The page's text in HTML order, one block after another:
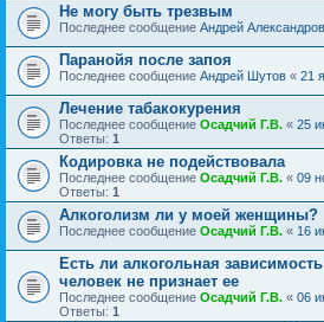
Не могу быть трезвым
Последнее сообщение Андрей
Паранойя после запоя
Последнее сообщение Андрей Шутов « 21
Лечение табакокурения
Последнее сообщение Осадчий Г.В. « 25
Ответы: 1
Кодировка не подействовала
Последнее сообщение Осадчий Г.В. « 09
Ответы: 1
Алкоголизм ли у моей женщины?
Последнее сообщение Осадчий Г.В. « 16
Есть ли алкогольная
человек не признает ее
Последнее сообщение Осадчий Г.В. « 06
Ответы: 1